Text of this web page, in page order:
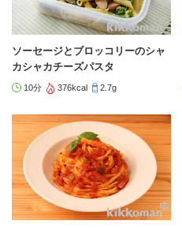
ソーセージとブロッコリーのシャ
カシャカチーズパスタ
10分 376kcal 2.7g